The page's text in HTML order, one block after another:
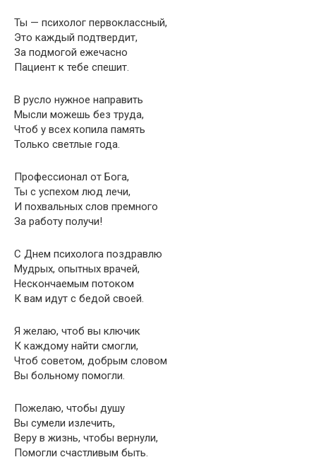
Ты — психолог первоклассный,
Это каждый подтвердит,
За подмогой ежечасно
Пациент к тебе спешит.
В русло нужное направить
Мысли можешь без труда,
Чтоб у всех копила память
Только светлые года.
Профессионал от Бога,
Ты с успехом люд лечи,
И похвальных слов премного
За работу получи!
С Днем психолога поздравлю
Мудрых, опытных врачей,
Нескончаемым потоком
К вам идут с бедой своей.
Я желаю, чтоб вы ключик
К каждому найти смогли,
Чтоб советом, добрым словом
Вы больному помогли.
Пожелаю, чтобы душу
Вы сумели излечить,
Веру в жизнь, чтобы вернули,
Помогли счастливым быть.